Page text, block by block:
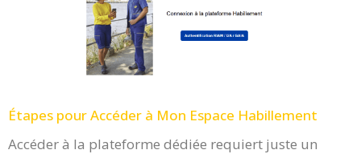
Étapes pour Accéder à Mon Espace Habillement
Accéder à la plateforme dédiée requiert juste un